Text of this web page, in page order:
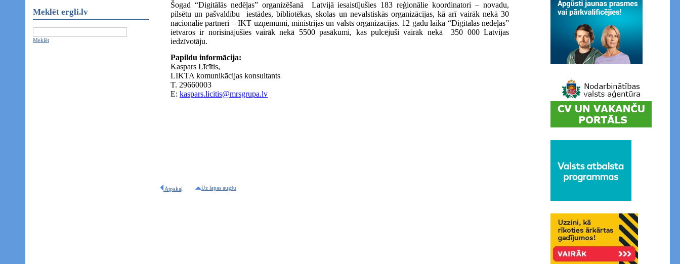
Meklēt ergli.lv
Meklēt
Šogad “Digitālās nedēļas” organizēšanā Latvijā iesaistījušies 183 reģionālie koordinatori – novadu,
pilsētu un pašvaldību iestādes, bibliotēkas, skolas un nevalstiskās organizācijas, kā arī vairāk nekā 30
nacionālie partneri – IKT uzņēmumi, ministrijas un valsts organizācijas. 12 gadu laikā “Digitālās nedēļas”
ietvaros ir norisinājušies vairāk nekā 5500 pasākumi, kas pulcējuši vairāk nekā 350 000 Latvijas
iedzīvotāju.
Papildu informācija:
Kaspars Līcītis,
LIKTA komunikācijas konsultants
T. 29660003
E: kaspars.licitis@mrsgrupa.lv
Atpakaļ Uz lapas augšu